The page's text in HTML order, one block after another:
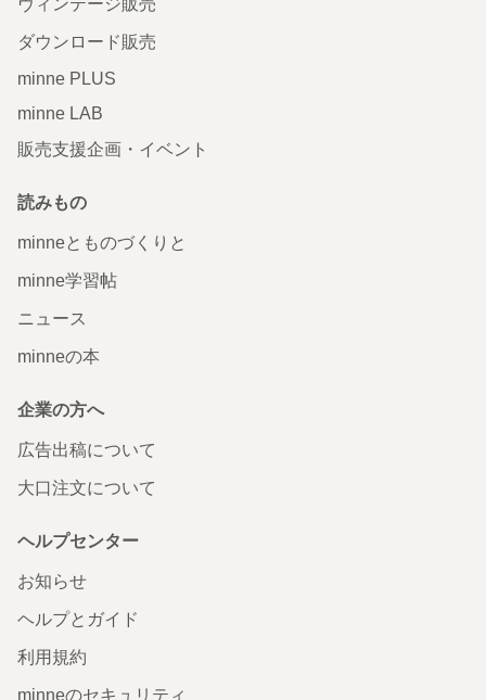
ダウンロード販売
minne PLUS
minne LAB
販売支援企画・イベント
読みもの
minneとものづくりと
minne学習帖
ニュース
minneの本
企業の方へ
広告出稿について
大口注文について
ヘルプセンター
お知らせ
ヘルプとガイド
利用規約
minneのセキュリティ